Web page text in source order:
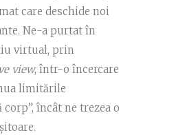
care deschide noi
Ne-a purtat în
virtual, prin
view, într-o încercare
limitările
încât ne trezea o